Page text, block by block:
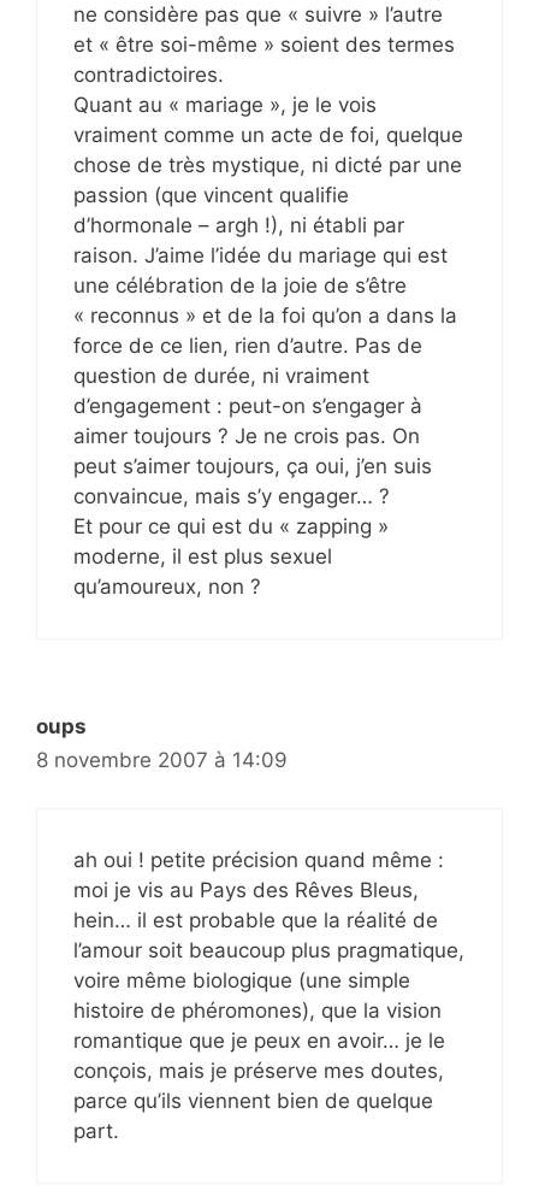
ne considère pas que « suivre » l’autre
et « être soi-même » soient des termes
contradictoires.
Quant au « mariage », je le vois
vraiment comme un acte de foi, quelque
chose de très mystique, ni dicté par une
passion (que vincent qualifie
d’hormonale – argh !), ni établi par
raison. J’aime l’idée du mariage qui est
une célébration de la joie de s’être
« reconnus » et de la foi qu’on a dans la
force de ce lien, rien d’autre. Pas de
question de durée, ni vraiment
d’engagement : peut-on s’engager à
aimer toujours ? Je ne crois pas. On
peut s’aimer toujours, ça oui, j’en suis
convaincue, mais s’y engager… ?
Et pour ce qui est du « zapping »
moderne, il est plus sexuel
qu’amoureux, non ?
oups
8 novembre 2007 à 14:09
ah oui ! petite précision quand même :
moi je vis au Pays des Rêves Bleus,
hein… il est probable que la réalité de
l’amour soit beaucoup plus pragmatique,
voire même biologique (une simple
histoire de phéromones), que la vision
romantique que je peux en avoir… je le
conçois, mais je préserve mes doutes,
parce qu’ils viennent bien de quelque
part.